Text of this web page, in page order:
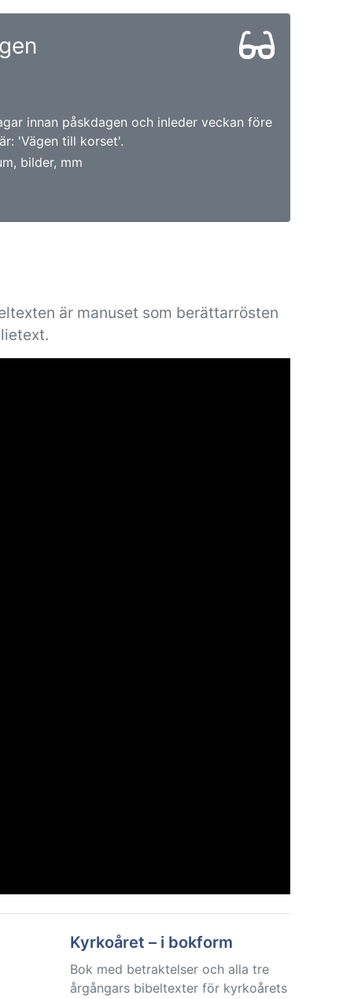
innan påskdagen och inleder veckan före
'Vägen till korset'.
bilder, mm
är manuset som berättarrösten
Kyrkoåret – i bokform
Bok med betraktelser och alla tre
årgångars bibeltexter för kyrkoårets